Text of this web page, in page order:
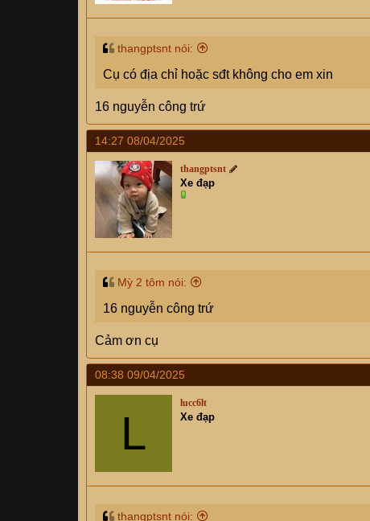
thangptsnt nói:
Cụ có địa chỉ hoặc sđt không cho em xin
16 nguyễn công trứ
14:27 08/04/2025
thangptsnt
Xe đạp
Mỳ 2 tôm nói:
16 nguyễn công trứ
Cảm ơn cụ
08:38 09/04/2025
L
lucc6lt
Xe đạp
thangptsnt nói: